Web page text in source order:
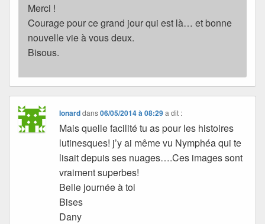
Merci !
Courage pour ce grand jour qui est là… et bonne
nouvelle vie à vous deux.
Bisous.
Ionarddans06/05/2014 à 08:29 a dit :
Mais quelle facilité tu as pour les histoires
lutinesques! j’y ai même vu Nymphéa qui te
lisait depuis ses nuages….Ces images sont
vraiment superbes!
Belle journée à toi
Bises
Dany